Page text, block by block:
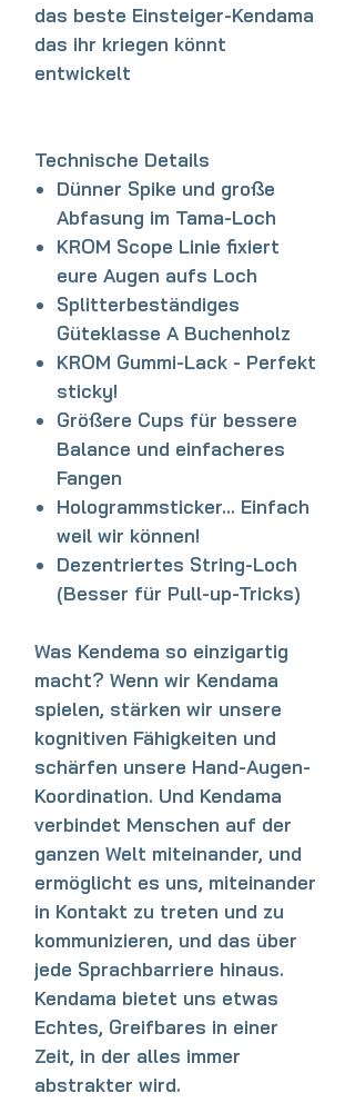
das beste Einsteiger-Kendama
das ihr kriegen könnt
entwickelt
Technische Details
Dünner Spike und große
Abfasung im Tama-Loch
KROM Scope Linie fixiert
eure Augen aufs Loch
Splitterbeständiges
Güteklasse A Buchenholz
KROM Gummi-Lack - Perfekt
sticky!
Größere Cups für bessere
Balance und einfacheres
Fangen
Hologrammsticker... Einfach
weil wir können!
Dezentriertes String-Loch
(Besser für Pull-up-Tricks)
Was Kendema so einzigartig
macht? Wenn wir Kendama
spielen, stärken wir unsere
kognitiven Fähigkeiten und
schärfen unsere Hand-Augen-
Koordination. Und Kendama
verbindet Menschen auf der
ganzen Welt miteinander, und
ermöglicht es uns, miteinander
in Kontakt zu treten und zu
kommunizieren, und das über
jede Sprachbarriere hinaus.
Kendama bietet uns etwas
Echtes, Greifbares in einer
Zeit, in der alles immer
abstrakter wird.